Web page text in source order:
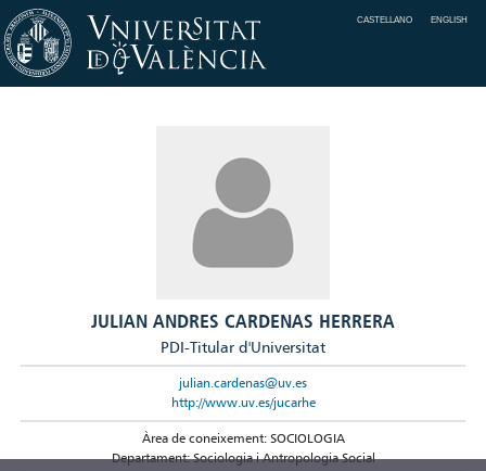
CASTELLANO ENGLISH
JULIAN ANDRES CARDENAS HERRERA
PDI-Titular d'Universitat
julian.cardenas@uv.es
http://www.uv.es/jucarhe
Àrea de coneixement: SOCIOLOGIA
Departament: Sociologia i Antropologia Social